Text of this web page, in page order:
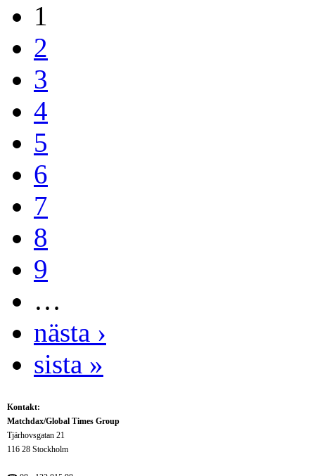
1
2
3
4
5
6
7
8
9
…
nästa ›
sista »
Kontakt:
Matchdax/Global Times Group
Tjärhovsgatan 21
116 28 Stockholm